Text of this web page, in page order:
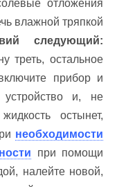
отложения
влажной тряпкой
следующий:
треть, остальное
прибор и
устройство и, не
остынет,
необходимости
при помощи
налейте новой,